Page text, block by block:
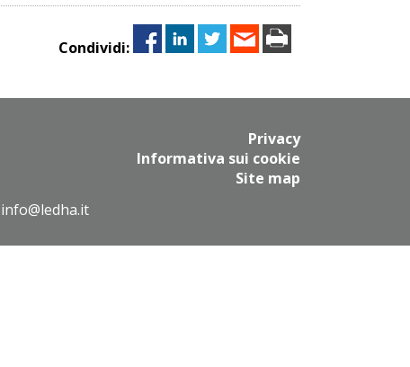
Condividi:
Privacy
Informativa sui cookie
Site map